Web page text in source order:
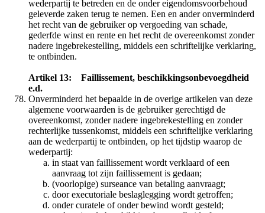
wederpartij te betreden en de onder eigendomsvoorbehoud
geleverde zaken terug te nemen. Een en ander onverminderd
het recht van de gebruiker op vergoeding van schade,
gederfde winst en rente en het recht de overeenkomst zonder
nadere ingebrekestelling, middels een schriftelijke verklaring,
te ontbinden.
Artikel 13: Faillissement, beschikkingsonbevoegdheid
e.d.
Onverminderd het bepaalde in de overige artikelen van deze
algemene voorwaarden is de gebruiker gerechtigd de
overeenkomst, zonder nadere ingebrekestelling en zonder
rechterlijke tussenkomst, middels een schriftelijke verklaring
aan de wederpartij te ontbinden, op het tijdstip waarop de
wederpartij:
in staat van faillissement wordt verklaard of een
aanvraag tot zijn faillissement is gedaan;
(voorlopige) surseance van betaling aanvraagt;
door executoriale beslaglegging wordt getroffen;
onder curatele of onder bewind wordt gesteld;